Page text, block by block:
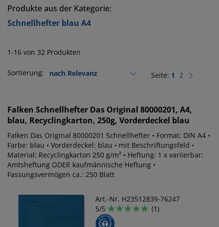
Produkte aus der Kategorie:
Schnellhefter blau A4
1-16 von 32 Produkten
Sortierung: Seite: 1 2
Falken Schnellhefter Das Original 80000201, A4,
blau, Recyclingkarton, 250g, Vorderdeckel blau
Falken Das Original 80000201 Schnellhefter • Format: DIN A4 •
Farbe: blau • Vorderdeckel: blau • mit Beschriftungsfeld •
Material: Recyclingkarton 250 g/m² • Heftung: 1 x variierbar:
Amtsheftung ODER kaufmännische Heftung •
Fassungsvermögen ca.: 250 Blatt
Art.-Nr. H23512839-76247
5/5
(1)